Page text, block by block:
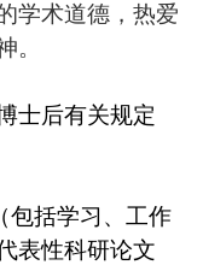
学术道德，热爱
。
士后有关规定
包括学习、工作
表性科研论文